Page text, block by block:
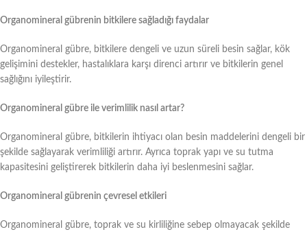
Organomineral gübrenin bitkilere sağladığı faydalar
Organomineral gübre, bitkilere dengeli ve uzun süreli besin sağlar, kök
gelişimini destekler, hastalıklara karşı direnci artırır ve bitkilerin genel
sağlığını iyileştirir.
Organomineral gübre ile verimlilik nasıl artar?
Organomineral gübre, bitkilerin ihtiyacı olan besin maddelerini dengeli bir
şekilde sağlayarak verimliliği artırır. Ayrıca toprak yapı ve su tutma
kapasitesini geliştirerek bitkilerin daha iyi beslenmesini sağlar.
Organomineral gübrenin çevresel etkileri
Organomineral gübre, toprak ve su kirliliğine sebep olmayacak şekilde